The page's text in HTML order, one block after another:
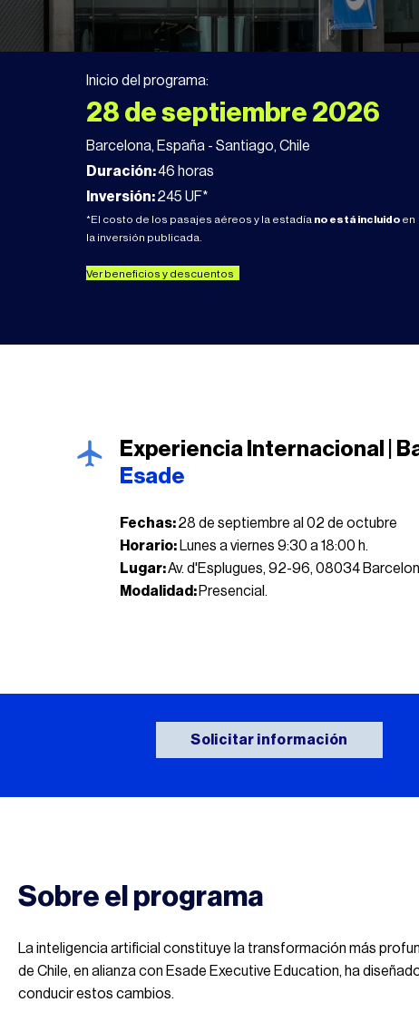
Inicio del programa:
28 de septiembre 2026
Barcelona, España - Santiago, Chile
Duración:46 horas
Inversión:245 UF*
*El costo de los pasajes aéreos y la estadía no está incluido en
la inversión publicada.
Ver beneficios y descuentos
Experiencia Internacional |
Esade
Fechas:28 de septiembre al 02 de octubre
Horario: Lunes a viernes 9:30 a 18:00 h.
Lugar:Av. d'Esplugues, 92-96, 08034
Modalidad: Presencial.
Solicitar información
Sobre el programa
La inteligencia artificial constituye la transformación más
de Chile, en alianza con Esade Executive Education, ha
conducir estos cambios.